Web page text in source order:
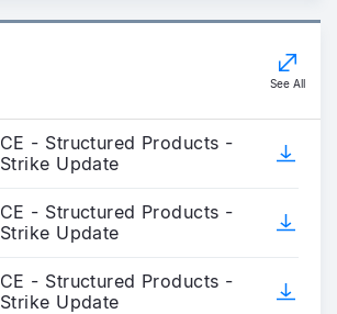
See All
CE - Structured Products -
Strike Update
CE - Structured Products -
Strike Update
CE - Structured Products -
Strike Update